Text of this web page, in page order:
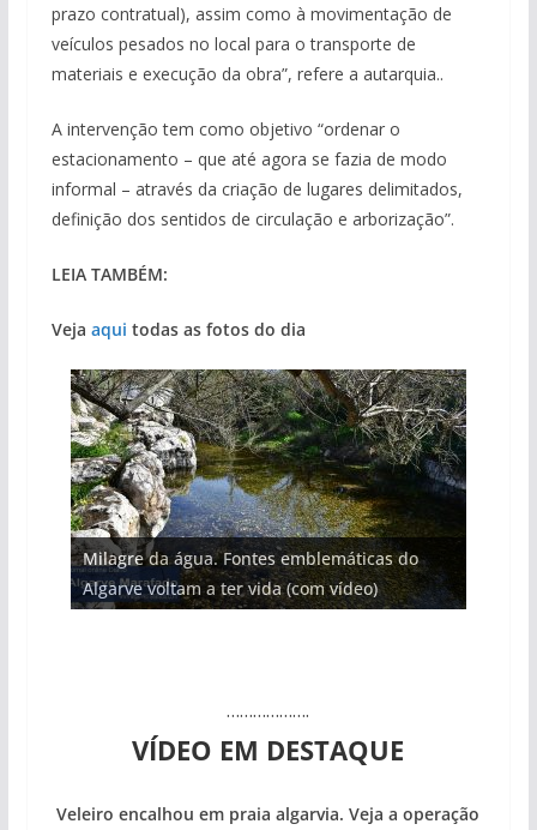
prazo contratual), assim como à movimentação de
veículos pesados no local para o transporte de
materiais e execução da obra”, refere a autarquia..
A intervenção tem como objetivo “ordenar o
estacionamento – que até agora se fazia de modo
informal – através da criação de lugares delimitados,
definição dos sentidos de circulação e arborização”.
LEIA TAMBÉM:
Veja aqui todas as fotos do dia
Milagre da água. Fontes emblemáticas do
Algarve voltam a ter vida (com vídeo)
Foto do dia: uma cidade algarvia que cresceu
entre redes e fábricas
Tapas do mar a 3 euros cada. Nova rota
gastronómica nasce no Algarve
Projeto milionário: investimento de 108
milhões de euros na construção de dois
hotéis (com vídeo)
Tempestades roubam areia de praias e põem
arribas em risco no Algarve (com vídeo)
……………….
VÍDEO EM DESTAQUE
Veleiro encalhou em praia algarvia. Veja a operação